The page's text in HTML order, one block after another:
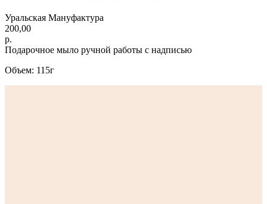
Уральская Мануфактура
200,00
р.
Подарочное мыло ручной работы с надписью
Объем: 115г